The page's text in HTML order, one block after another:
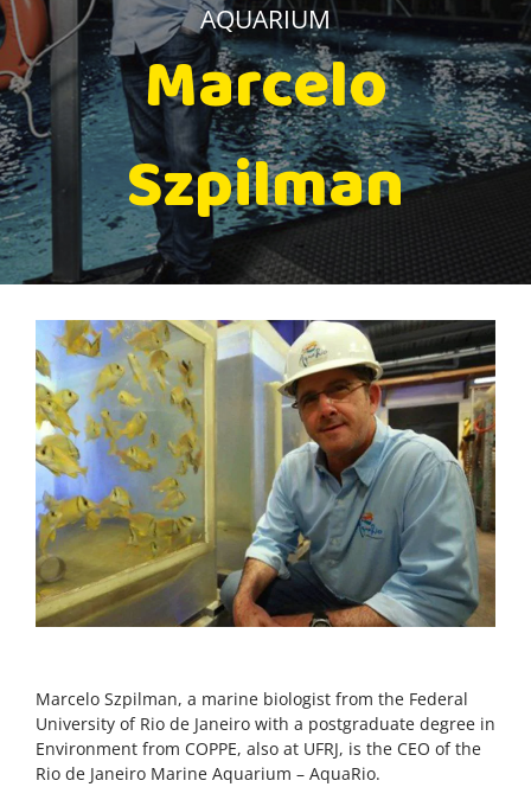
AQUARIUM
Marcelo
Szpilman
Marcelo Szpilman, a marine biologist from the Federal
University of Rio de Janeiro with a postgraduate degree in
Environment from COPPE, also at UFRJ, is the CEO of the
Rio de Janeiro Marine Aquarium – AquaRio.